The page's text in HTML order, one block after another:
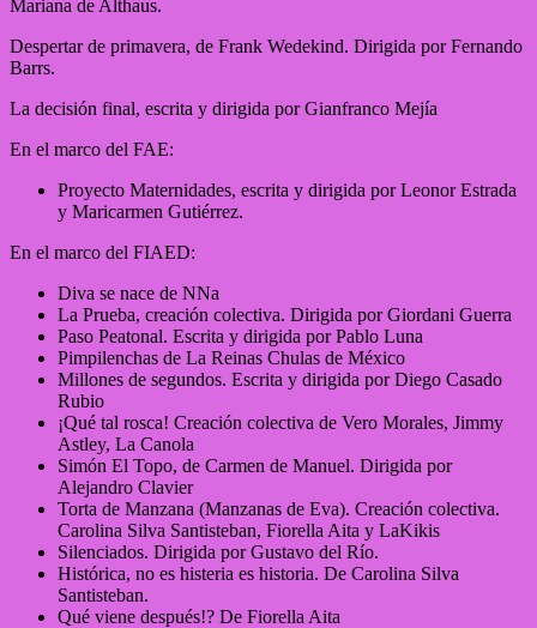
Mariana de Althaus.
Despertar de primavera, de Frank Wedekind. Dirigida por Fernando
Barrs.
La decisión final, escrita y dirigida por Gianfranco Mejía
En el marco del FAE:
Proyecto Maternidades, escrita y dirigida por Leonor Estrada
y Maricarmen Gutiérrez.
En el marco del FIAED:
Diva se nace de NNa
La Prueba, creación colectiva. Dirigida por Giordani Guerra
Paso Peatonal. Escrita y dirigida por Pablo Luna
Pimpilenchas de La Reinas Chulas de México
Millones de segundos. Escrita y dirigida por Diego Casado
Rubio
¡Qué tal rosca! Creación colectiva de Vero Morales, Jimmy
Astley, La Canola
Simón El Topo, de Carmen de Manuel. Dirigida por
Alejandro Clavier
Torta de Manzana (Manzanas de Eva). Creación colectiva.
Carolina Silva Santisteban, Fiorella Aita y LaKikis
Silenciados. Dirigida por Gustavo del Río.
Histórica, no es histeria es historia. De Carolina Silva
Santisteban.
Qué viene después!? De Fiorella Aita